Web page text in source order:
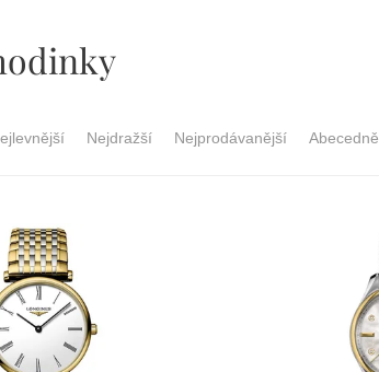
Nejdražší Nejprodávanější Abecedně